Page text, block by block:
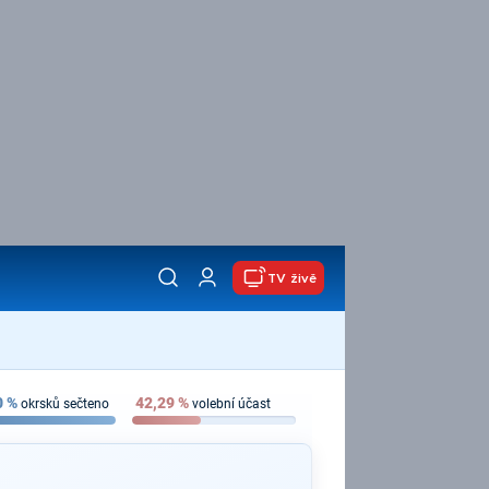
TV živě
% okrsků sečteno 42,29% volební účast